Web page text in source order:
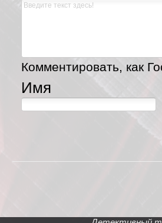
Комментировать, как
Имя